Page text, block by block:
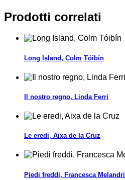
Prodotti correlati
Long Island, Colm Tóibín
Il nostro regno, Linda Ferri
Le eredi, Aixa de la Cruz
Piedi freddi, Francesca Melandri